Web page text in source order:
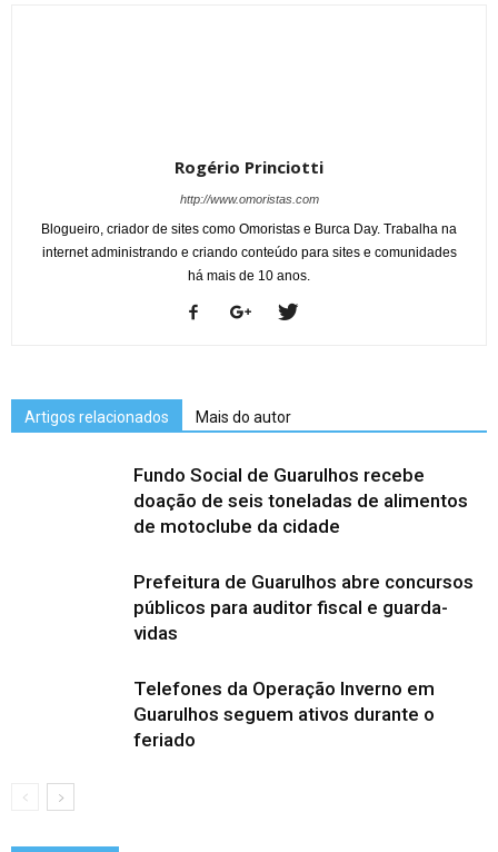
Rogério Princiotti
http://www.omoristas.com
Blogueiro, criador de sites como Omoristas e Burca Day. Trabalha na
internet administrando e criando conteúdo para sites e comunidades
há mais de 10 anos.
Artigos relacionados Mais do autor
Fundo Social de Guarulhos recebe
doação de seis toneladas de alimentos
de motoclube da cidade
Prefeitura de Guarulhos abre concursos
públicos para auditor fiscal e guarda-
vidas
Telefones da Operação Inverno em
Guarulhos seguem ativos durante o
feriado